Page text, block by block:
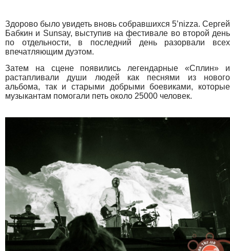
Здорово было увидеть вновь собравшихся 5’nizza. Сергей
Бабкин и Sunsay, выступив на фестивале во второй день
по отдельности, в последний день разорвали всех
впечатляющим дуэтом.
Затем на сцене появились легендарные «Сплин» и
растапливали души людей как песнями из нового
альбома, так и старыми добрыми боевиками, которые
музыкантам помогали петь около 25000 человек.